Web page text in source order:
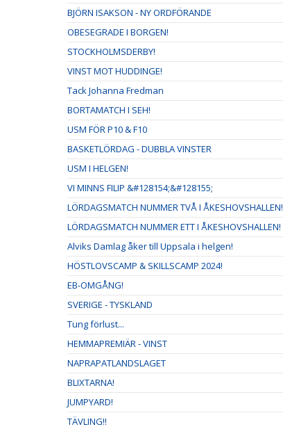
BJÖRN ISAKSON - NY ORDFÖRANDE
OBESEGRADE I BORGEN!
STOCKHOLMSDERBY!
VINST MOT HUDDINGE!
Tack Johanna Fredman
BORTAMATCH I SEH!
USM FÖR P10 & F10
BASKETLÖRDAG - DUBBLA VINSTER
USM I HELGEN!
VI MINNS FILIP &#128154;&#128155;
LÖRDAGSMATCH NUMMER TVÅ I ÅKESHOVSHALLEN!
LÖRDAGSMATCH NUMMER ETT I ÅKESHOVSHALLEN!
Alviks Damlag åker till Uppsala i helgen!
HÖSTLOVSCAMP & SKILLSCAMP 2024!
EB-OMGÅNG!
SVERIGE - TYSKLAND
Tung förlust...
HEMMAPREMIÄR - VINST
NAPRAPATLANDSLAGET
BLIXTARNA!
JUMPYARD!
TÄVLING!!